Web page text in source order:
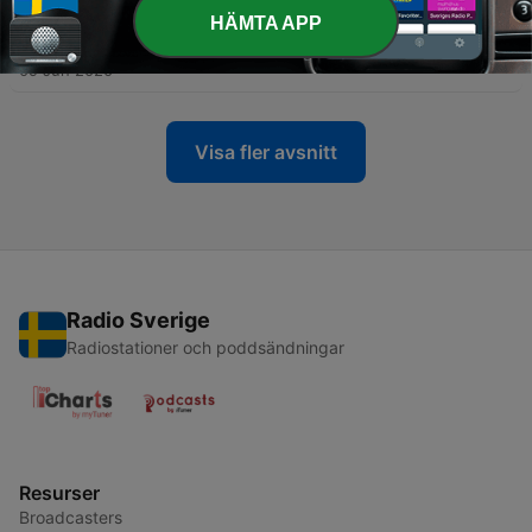
2 - La grossesse
09 Jun 2020
Visa fler avsnitt
Radio Sverige
Radiostationer och poddsändningar
Resurser
Broadcasters
HÄMTA APP